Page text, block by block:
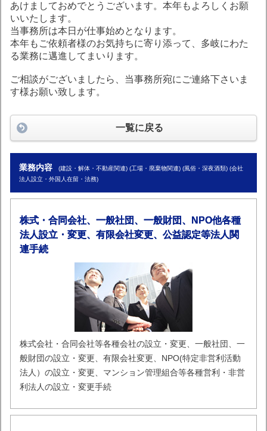
あけましておめでとうございます。本年もよろしくお願
いいたします。
当事務所は本日が仕事始めとなります。
本年もご依頼者様のお気持ちに寄り添って、多岐にわた
る業務に邁進してまいります。
ご相談がございましたら、当事務所宛にご連絡下さいま
す様お願い致します。
一覧に戻る
業務内容 (建設・解体・不動産関連) (工場・廃棄物関連) (風俗・深夜酒類) (会社
法人設立・外国人在留・法務)
株式・合同会社、一般社団、一般財団、NPO他各種
法人設立・変更、有限会社変更、公益認定等法人関
連手続
株式会社・合同会社等各種会社の設立・変更、一般社団、一
般財団の設立・変更、有限会社変更、NPO(特定非営利活動
法人）の設立・変更、マンション管理組合等各種営利・非営
利法人の設立・変更手続